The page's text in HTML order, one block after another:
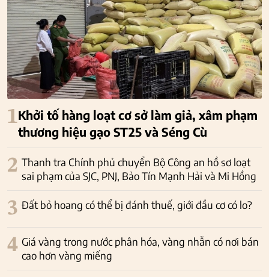
1Khởi tố hàng loạt cơ sở làm giả, xâm phạm
thương hiệu gạo ST25 và Séng Cù
2 Thanh tra Chính phủ chuyển Bộ Công an hồ sơ loạt
sai phạm của SJC, PNJ, Bảo Tín Mạnh Hải và Mi Hồng
3 Đất bỏ hoang có thể bị đánh thuế, giới đầu cơ có lo?
4 Giá vàng trong nước phân hóa, vàng nhẫn có nơi bán
cao hơn vàng miếng